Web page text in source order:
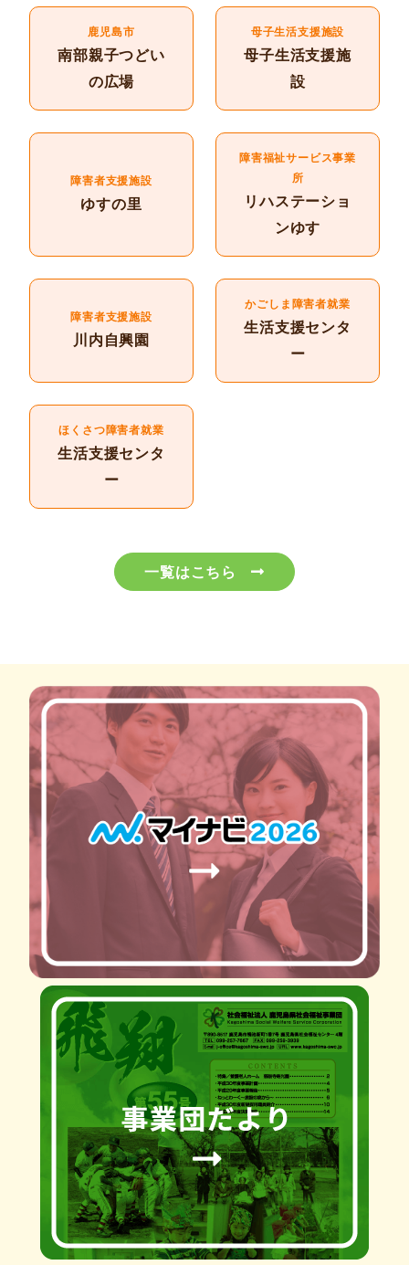
鹿児島市
南部親子つどい
の広場
母子生活支援施設
母子生活支援施
設
障害者支援施設
ゆすの里
障害福祉サービス事業
所
リハステーショ
ンゆす
障害者支援施設
川内自興園
かごしま障害者就業
生活支援センタ
ー
ほくさつ障害者就業
生活支援センタ
ー
一覧はこちら